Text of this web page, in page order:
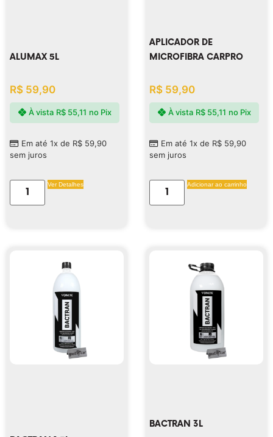
ALUMAX 5L
R$ 59,90
Em até 1x de R$ 59,90
sem juros
À vista R$55,11 no Pix
Ver Detalhes
APLICADOR DE
MICROFIBRA CARPRO
R$ 59,90
Em até 1x de R$ 59,90
sem juros
À vista R$55,11 no Pix
Adicionar ao carrinho
BACTRAN 3L